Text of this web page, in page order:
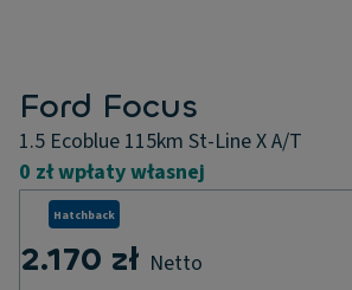
Ford Focus
1.5 Ecoblue 115km St-Line X A/T
0 zł wpłaty własnej
Hatchback
2.170 zł Netto